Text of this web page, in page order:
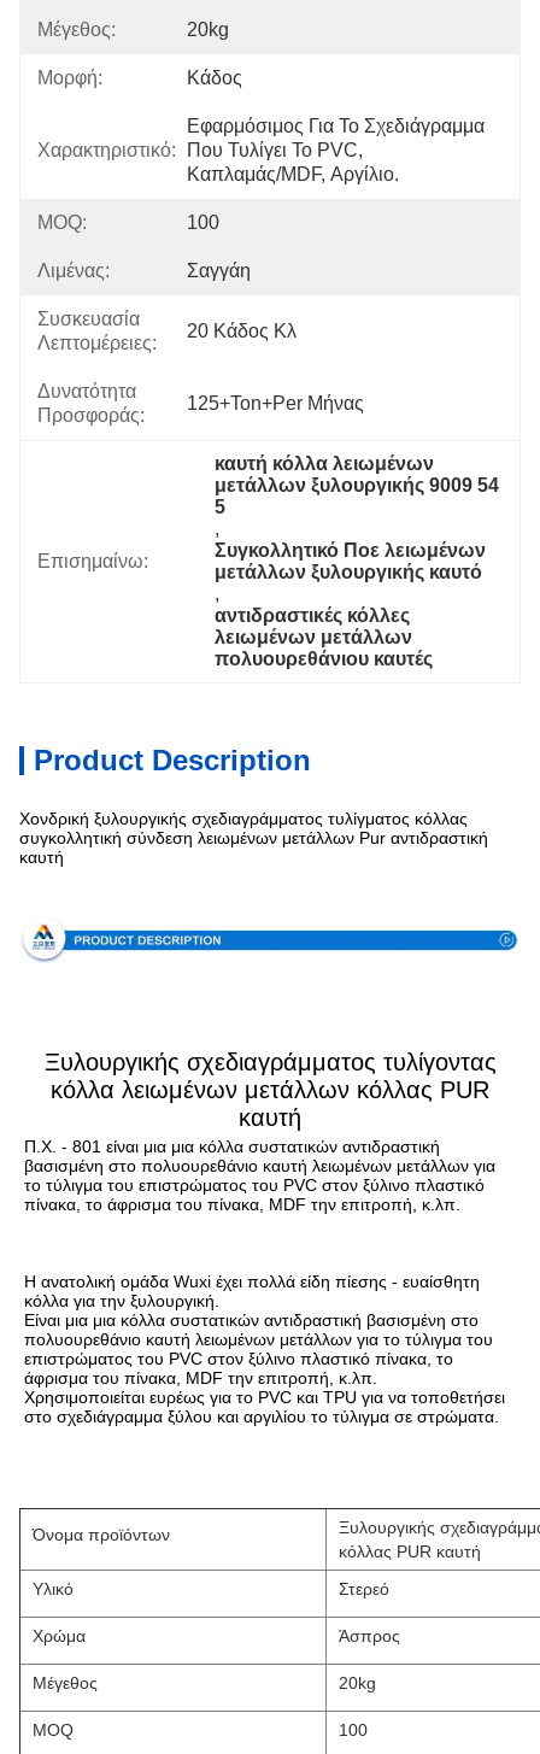
Μέγεθος: 20kg
Μορφή: Κάδος
Χαρακτηριστικό:
Εφαρμόσιμος Για Το Σχεδιάγραμμα
Που Τυλίγει Το PVC,
Καπλαμάς/MDF, Αργίλιο.
MOQ: 100
Λιμένας: Σαγγάη
Συσκευασία
Λεπτομέρειες:
20 Κάδος Κλ
Δυνατότητα
Προσφοράς:
125+Ton+per Μήνας
Επισημαίνω:
καυτή κόλλα λειωμένων
μετάλλων ξυλουργικής 9009 54
5
,
Συγκολλητικό Ποε λειωμένων
μετάλλων ξυλουργικής καυτό
,
αντιδραστικές κόλλες
λειωμένων μετάλλων
πολυουρεθάνιου καυτές
Product Description
Χονδρική ξυλουργικής σχεδιαγράμματος τυλίγματος κόλλας
συγκολλητική σύνδεση λειωμένων μετάλλων Pur αντιδραστική
καυτή
Ξυλουργικής σχεδιαγράμματος τυλίγοντας
κόλλα λειωμένων μετάλλων κόλλας PUR
καυτή
Π.Χ. - 801 είναι μια μια κόλλα συστατικών αντιδραστική
βασισμένη στο πολυουρεθάνιο καυτή λειωμένων μετάλλων για
το τύλιγμα του επιστρώματος του PVC στον ξύλινο πλαστικό
πίνακα, το άφρισμα του πίνακα, MDF την επιτροπή, κ.λπ.
Η ανατολική ομάδα Wuxi έχει πολλά είδη πίεσης - ευαίσθητη
κόλλα για την ξυλουργική.
Είναι μια μια κόλλα συστατικών αντιδραστική βασισμένη στο
πολυουρεθάνιο καυτή λειωμένων μετάλλων για το τύλιγμα του
επιστρώματος του PVC στον ξύλινο πλαστικό πίνακα, το
άφρισμα του πίνακα, MDF την επιτροπή, κ.λπ.
Χρησιμοποιείται ευρέως για το PVC και TPU για να τοποθετήσει
στο σχεδιάγραμμα ξύλου και αργιλίου το τύλιγμα σε στρώματα.
Όνομα προϊόντων
Ξυλουργικής
κόλλας PUR καυτή
Υλικό
Στερεό
Χρώμα Άσπρος
Μέγεθος 20kg
MOQ 100